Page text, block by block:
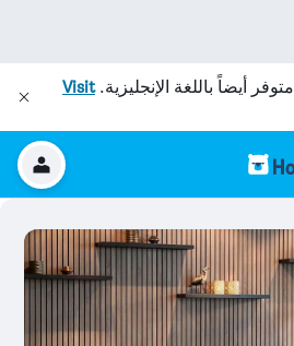
متوفر أيضاً باللغة الإنجليزية.Visit